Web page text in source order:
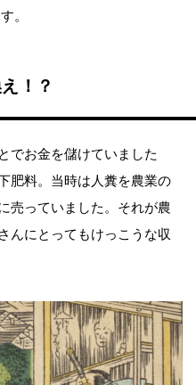
。
！？
でお金を儲けていました
肥料。当時は人糞を農業の
売っていました。それが農
んにとってもけっこうな収